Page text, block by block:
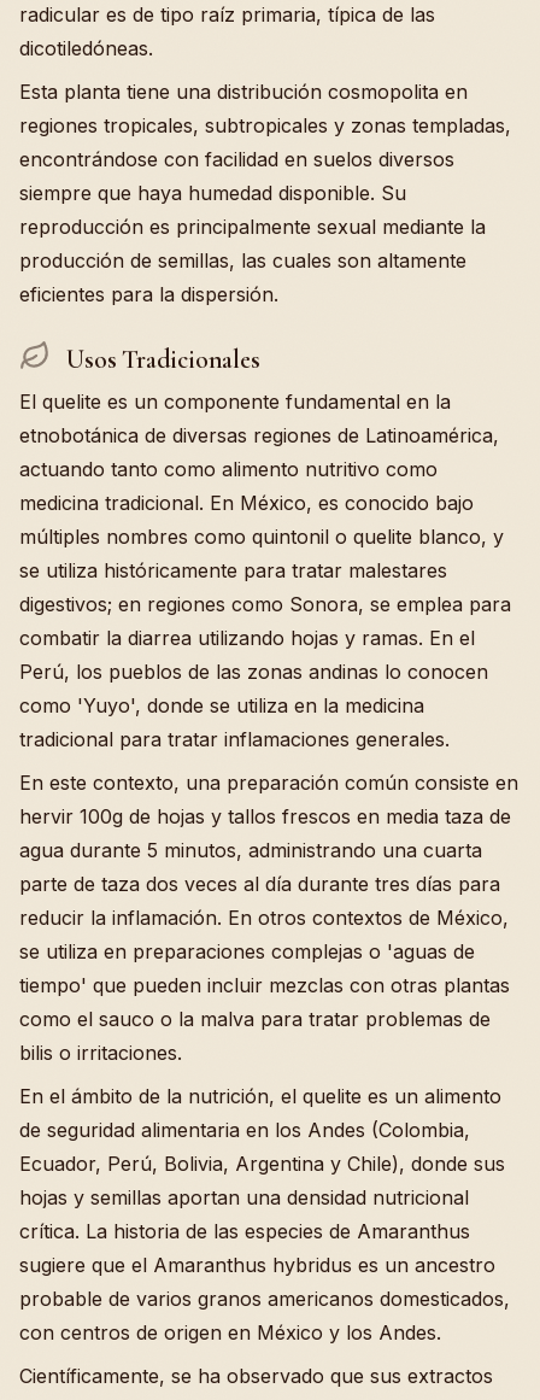
radicular es de tipo raíz primaria, típica de las
dicotiledóneas.
Esta planta tiene una distribución cosmopolita en
regiones tropicales, subtropicales y zonas templadas,
encontrándose con facilidad en suelos diversos
siempre que haya humedad disponible. Su
reproducción es principalmente sexual mediante la
producción de semillas, las cuales son altamente
eficientes para la dispersión.
Usos Tradicionales
El quelite es un componente fundamental en la
etnobotánica de diversas regiones de Latinoamérica,
actuando tanto como alimento nutritivo como
medicina tradicional. En México, es conocido bajo
múltiples nombres como quintonil o quelite blanco, y
se utiliza históricamente para tratar malestares
digestivos; en regiones como Sonora, se emplea para
combatir la diarrea utilizando hojas y ramas. En el
Perú, los pueblos de las zonas andinas lo conocen
como 'Yuyo', donde se utiliza en la medicina
tradicional para tratar inflamaciones generales.
En este contexto, una preparación común consiste en
hervir 100g de hojas y tallos frescos en media taza de
agua durante 5 minutos, administrando una cuarta
parte de taza dos veces al día durante tres días para
reducir la inflamación. En otros contextos de México,
se utiliza en preparaciones complejas o 'aguas de
tiempo' que pueden incluir mezclas con otras plantas
como el sauco o la malva para tratar problemas de
bilis o irritaciones.
En el ámbito de la nutrición, el quelite es un alimento
de seguridad alimentaria en los Andes (Colombia,
Ecuador, Perú, Bolivia, Argentina y Chile), donde sus
hojas y semillas aportan una densidad nutricional
crítica. La historia de las especies de Amaranthus
sugiere que el Amaranthus hybridus es un ancestro
probable de varios granos americanos domesticados,
con centros de origen en México y los Andes.
Científicamente, se ha observado que sus extractos